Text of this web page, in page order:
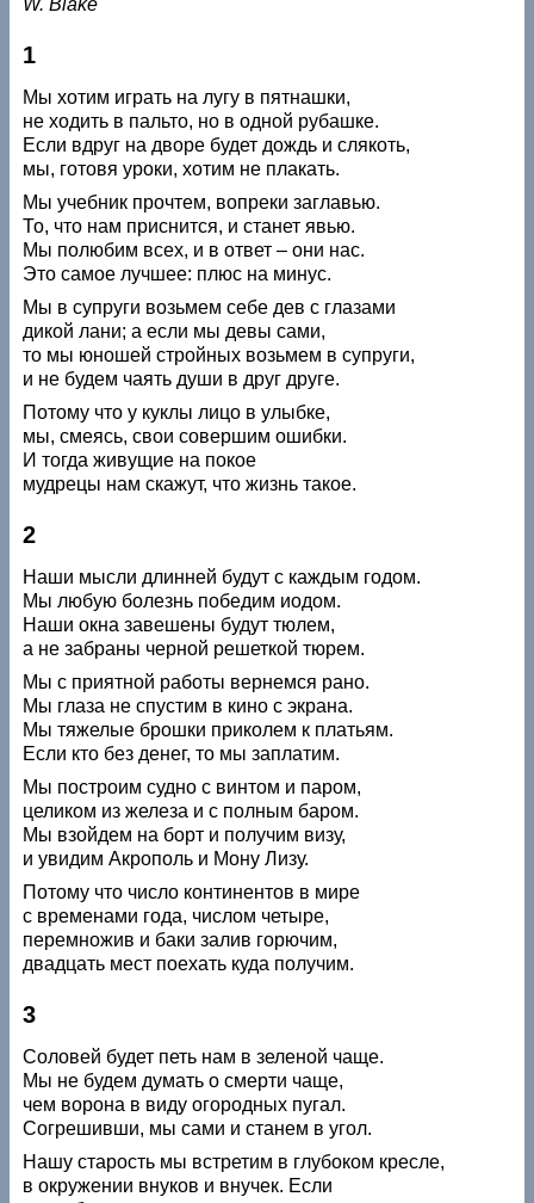
1
Мы хотим играть на лугу в пятнашки,
не ходить в пальто, но в одной рубашке.
Если вдруг на дворе будет дождь и слякоть,
мы, готовя уроки, хотим не плакать.
Мы учебник прочтем, вопреки заглавью.
То, что нам приснится, и станет явью.
Мы полюбим всех, и в ответ – они нас.
Это самое лучшее: плюс на минус.
Мы в супруги возьмем себе дев с глазами
дикой лани; а если мы девы сами,
то мы юношей стройных возьмем в супруги,
и не будем чаять души в друг друге.
Потому что у куклы лицо в улыбке,
мы, смеясь, свои совершим ошибки.
И тогда живущие на покое
мудрецы нам скажут, что жизнь такое.
2
Наши мысли длинней будут с каждым годом.
Мы любую болезнь победим иодом.
Наши окна завешены будут тюлем,
а не забраны черной решеткой тюрем.
Мы с приятной работы вернемся рано.
Мы глаза не спустим в кино с экрана.
Мы тяжелые брошки приколем к платьям.
Если кто без денег, то мы заплатим.
Мы построим судно с винтом и паром,
целиком из железа и с полным баром.
Мы взойдем на борт и получим визу,
и увидим Акрополь и Мону Лизу.
Потому что число континентов в мире
с временами года, числом четыре,
перемножив и баки залив горючим,
двадцать мест поехать куда получим.
3
Соловей будет петь нам в зеленой чаще.
Мы не будем думать о смерти чаще,
чем ворона в виду огородных пугал.
Согрешивши, мы сами и станем в угол.
Нашу старость мы встретим в глубоком кресле,
в окружении внуков и внучек. Если